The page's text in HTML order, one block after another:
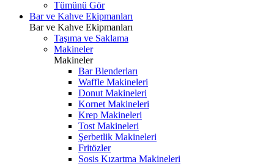
Tümünü Gör
Bar ve Kahve Ekipmanları
Bar ve Kahve Ekipmanları
Taşıma ve Saklama
Makineler
Makineler
Bar Blenderları
Waffle Makineleri
Donut Makineleri
Kornet Makineleri
Krep Makineleri
Tost Makineleri
Şerbetlik Makineleri
Fritözler
Sosis Kızartma Makineleri